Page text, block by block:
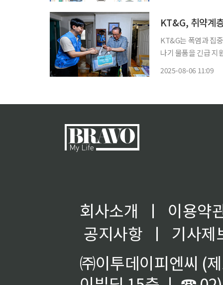
KT&G, 취약계
KT&G는 폭염과 집
나기 물품을 긴급 지원했다고 6일 밝혔다. 특
2025-08-06 11:09
회사소개 ㅣ
이용약
공지사항
ㅣ
기사제
㈜이투데이피엔씨 (